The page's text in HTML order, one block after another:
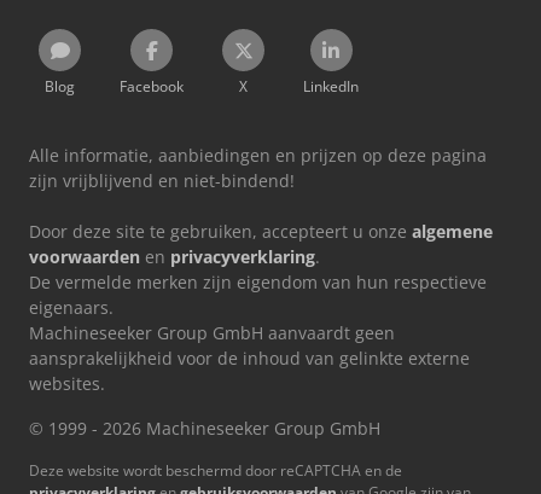
Blog Facebook X LinkedIn
Alle informatie, aanbiedingen en prijzen op deze pagina
zijn vrijblijvend en niet-bindend!
Door deze site te gebruiken, accepteert u onze algemene
voorwaarden en privacyverklaring.
De vermelde merken zijn eigendom van hun respectieve
eigenaars.
Machineseeker Group GmbH aanvaardt geen
aansprakelijkheid voor de inhoud van gelinkte externe
websites.
© 1999 - 2026 Machineseeker Group GmbH
Deze website wordt beschermd door reCAPTCHA en de